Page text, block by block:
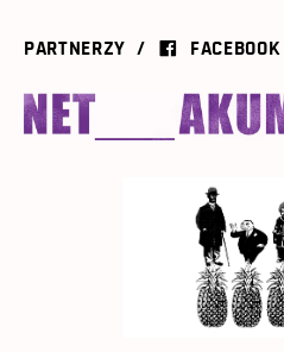
PARTNERZY FACEBOOK